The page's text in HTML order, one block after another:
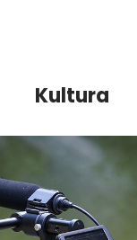
Kultura